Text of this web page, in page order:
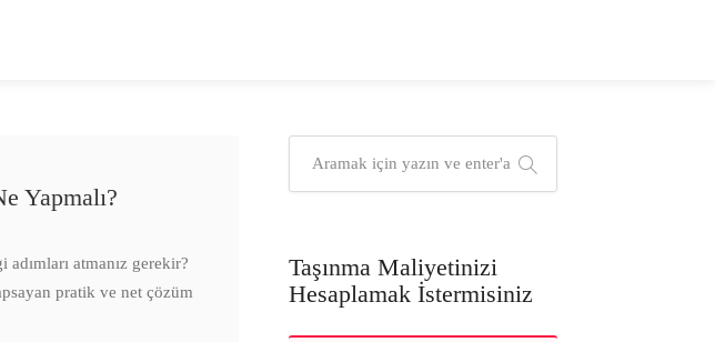
Yapmalı?
adımları atmanız gerekir?
pratik ve net çözüm
Taşınma Maliyetinizi
Hesaplamak İstermisiniz